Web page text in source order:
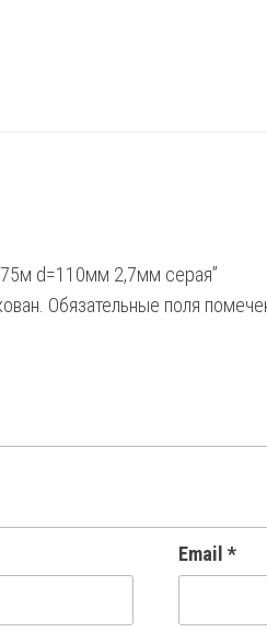
d=110мм 2,7мм серая”
Обязательные поля
Email *